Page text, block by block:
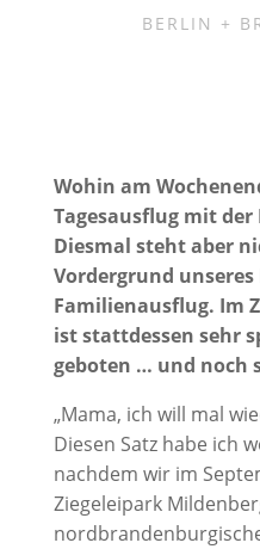
BERLIN +
Wohin am
Tagesausflug mit
Diesmal steht aber
Vordergrund
Familienausflug. Im
ist stattdessen sehr
geboten … und noch
„Mama, ich will mal
Diesen Satz habe ich
nachdem wir im
Ziegeleipark